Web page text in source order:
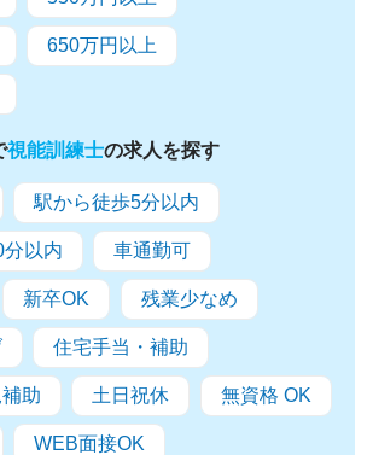
650万円以上
視能訓練士の求人を探す
駅から徒歩5分以内
以内 車通勤可
新卒OK 残業少なめ
住宅手当・補助
助 土日祝休 無資格 OK
WEB面接OK